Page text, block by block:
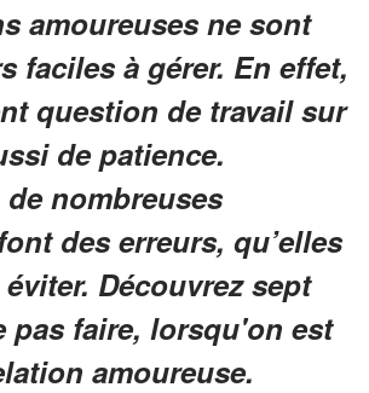
amoureuses ne sont
faciles à gérer. En effet,
question de travail sur
de patience.
nombreuses
des erreurs, qu’elles
Découvrez sept
pas faire, lorsqu'on est
amoureuse.